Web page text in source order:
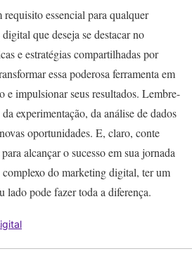
essencial para qualquer
que deseja se destacar no
e estratégias compartilhadas por
essa poderosa ferramenta em
e impulsionar seus resultados. Lembre-
experimentação, da análise de dados
oportunidades. E, claro, conte
alcançar o sucesso em sua jornada
do marketing digital, ter um
lado pode fazer toda a diferença.